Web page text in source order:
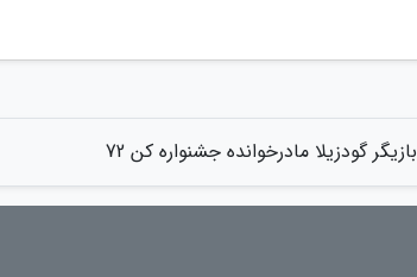
بازیگر گودزیلا مادرخوانده جشنواره کن 72